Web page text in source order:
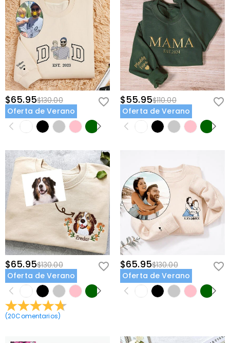
$65.95$130.00
Oferta de Verano
$55.95$110.00
Oferta de Verano
$65.95$130.00
Oferta de Verano
(20Comentarios)
$65.95$130.00
Oferta de Verano